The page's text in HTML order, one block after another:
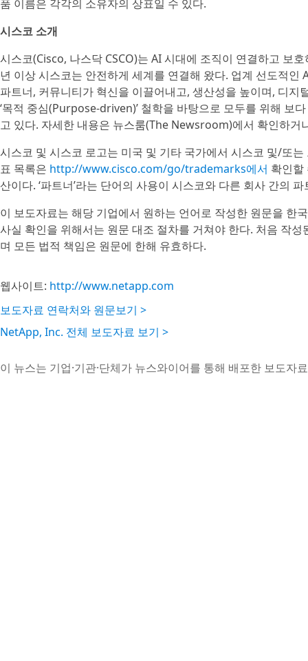
품 이름은 각각의 소유자의 상표일 수 있다.
시스코 소개
시스코(Cisco, 나스닥 CSCO)는 AI 시대에 조직이 연결하고 보
년 이상 시스코는 안전하게 세계를 연결해 왔다. 업계 선도적
파트너, 커뮤니티가 혁신을 이끌어내고, 생산성을 높이며, 디
‘목적 중심(Purpose-driven)’ 철학을 바탕으로 모두를 위해 보
고 있다. 자세한 내용은 뉴스룸(The Newsroom)에서 확인하거
시스코 및 시스코 로고는 미국 및 기타 국가에서 시스코 및/또
표 목록은 http://www.cisco.com/go/trademarks에서 확인할
산이다. ‘파트너’라는 단어의 사용이 시스코와 다른 회사 간의
이 보도자료는 해당 기업에서 원하는 언어로 작성한 원문을 한
사실 확인을 위해서는 원문 대조 절차를 거쳐야 한다. 처음 작
며 모든 법적 책임은 원문에 한해 유효하다.
웹사이트: http://www.netapp.com
보도자료 연락처와 원문보기 >
NetApp, Inc. 전체 보도자료 보기 >
이 뉴스는 기업·기관·단체가 뉴스와이어를 통해 배포한 보도자